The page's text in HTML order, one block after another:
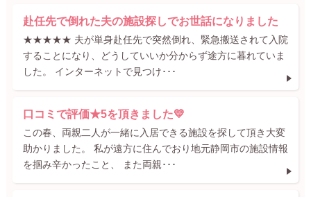
赴任先で倒れた夫の施設探しでお世話になりました
★★★★★ 夫が単身赴任先で突然倒れ、緊急搬送されて入院
することになり、どうしていいか分からず途方に暮れていま
した。 インターネットで見つけ･･･
口コミで評価★5を頂きました💛
この春、両親二人が一緒に入居できる施設を探して頂き大変
助かりました。 私が遠方に住んでおり地元静岡市の施設情報
を掴み辛かったこと、 また両親･･･